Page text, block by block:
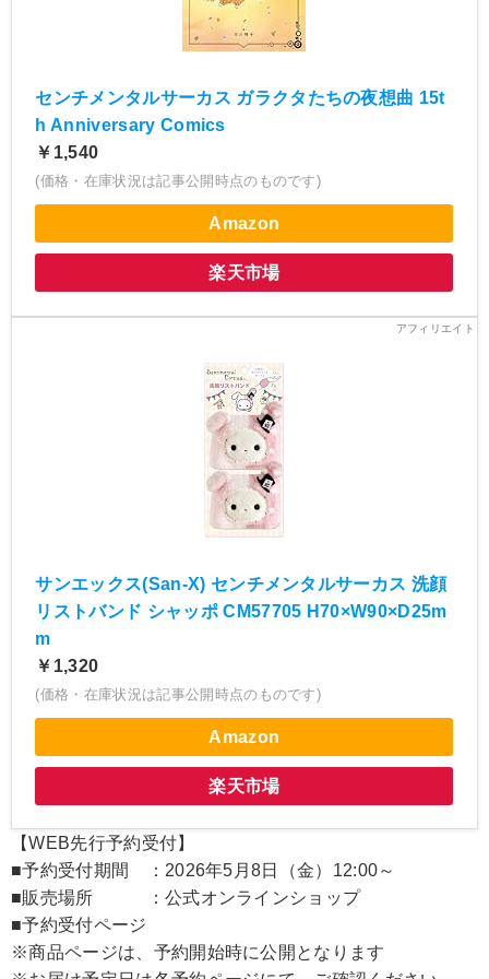
センチメンタルサーカス ガラクタたちの夜想曲 15t
h Anniversary Comics
￥1,540
(価格・在庫状況は記事公開時点のものです)
Amazon
楽天市場
サンエックス(San-X) センチメンタルサーカス 洗顔
リストバンド シャッポ CM57705 H70×W90×D25m
m
￥1,320
(価格・在庫状況は記事公開時点のものです)
Amazon
楽天市場
【WEB先行予約受付】
■予約受付期間 ：2026年5月8日（金）12:00～
■販売場所 ：公式オンラインショップ
■予約受付ページ
※商品ページは、予約開始時に公開となります